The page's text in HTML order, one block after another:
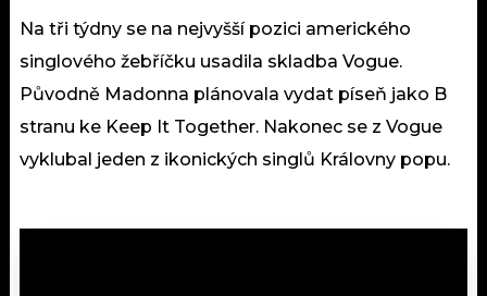
Na tři týdny se na nejvyšší pozici amerického
singlového žebříčku usadila skladba Vogue.
Původně Madonna plánovala vydat píseň jako B
stranu ke Keep It Together. Nakonec se z Vogue
vyklubal jeden z ikonických singlů Královny popu.